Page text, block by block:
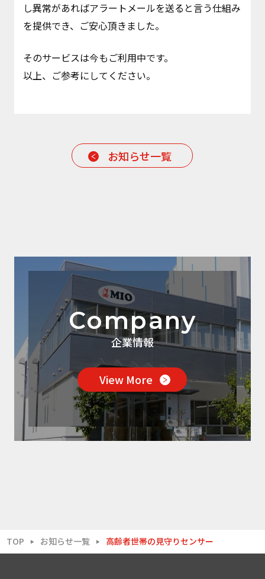
し異常があればアラートメールを送ると言う仕組み
を提供でき、ご安心頂きました。
そのサービスは今もご利用中です。
以上、ご参考にしてください。
お知らせ一覧
Company
企業情報
View More
TOP ▶ お知らせ一覧 ▶ 高齢者世帯の見守りセンサー